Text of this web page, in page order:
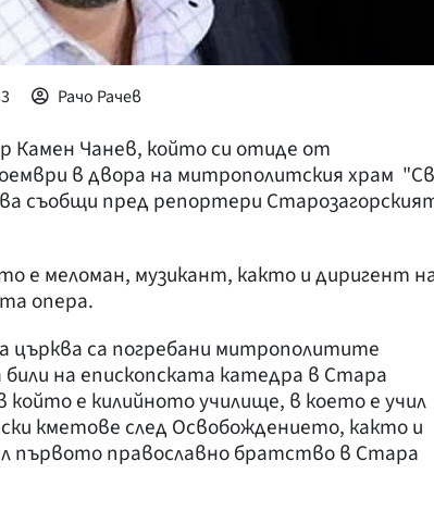
Рачо Рачев
Камен Чанев, който си отиде от
в двора на митрополитския храм
съобщи пред репортери
е меломан, музикант, както и диригент
опера.
църква са погребани митрополитите
на епископската катедра в Стара
който е килийното училище, в което е учил
кметове след Освобождението, както и
първото православно братство в Стара